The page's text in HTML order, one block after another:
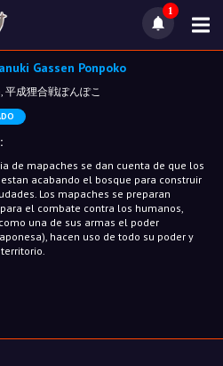
1
Gassen Ponpoko
平成狸合戦ぽんぽこ
de mapaches se dan cuenta de que los
acabando el bosque para construir
Los mapaches se preparan
el combate contra los humanos,
una de sus armas el poder
hacen uso de todo su poder y